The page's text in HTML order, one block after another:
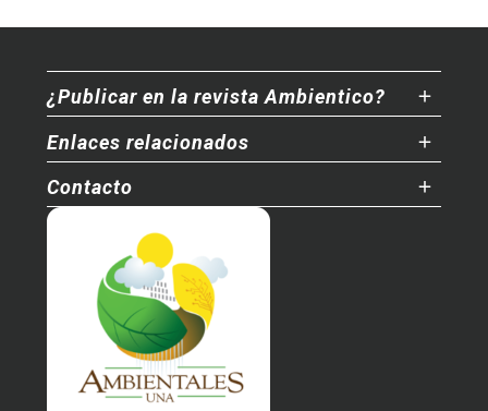
¿Publicar en la revista Ambientico?
Enlaces relacionados
Contacto